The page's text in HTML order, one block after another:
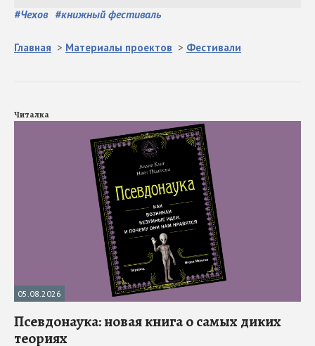
#Чехов #книжный фестиваль
Главная > Материалы проектов > Фестивали
Читалка
05.08.2026
Псевдонаука: новая книга о самых диких
теориях